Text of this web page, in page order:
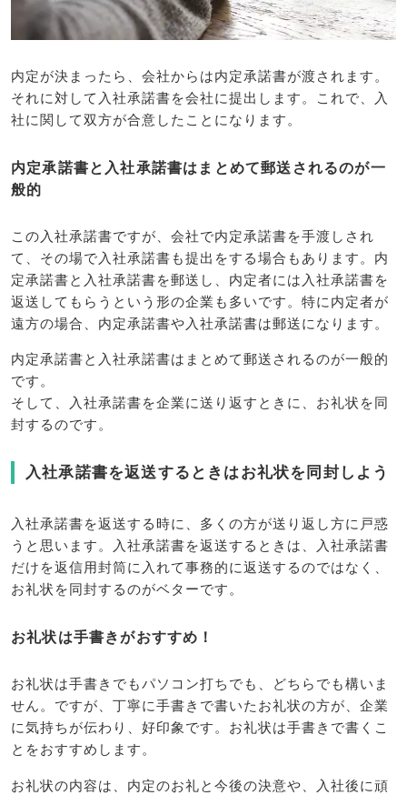
内定が決まったら、会社からは内定承諾書が渡されます。
それに対して入社承諾書を会社に提出します。これで、入
社に関して双方が合意したことになります。
内定承諾書と入社承諾書はまとめて郵送されるのが一
般的
この入社承諾書ですが、会社で内定承諾書を手渡しされ
て、その場で入社承諾書も提出をする場合もあります。内
定承諾書と入社承諾書を郵送し、内定者には入社承諾書を
返送してもらうという形の企業も多いです。特に内定者が
遠方の場合、内定承諾書や入社承諾書は郵送になります。
内定承諾書と入社承諾書はまとめて郵送されるのが一般的
です。
そして、入社承諾書を企業に送り返すときに、お礼状を同
封するのです。
入社承諾書を返送するときはお礼状を同封しよう
入社承諾書を返送する時に、多くの方が送り返し方に戸惑
うと思います。入社承諾書を返送するときは、入社承諾書
だけを返信用封筒に入れて事務的に返送するのではなく、
お礼状を同封するのがベターです。
お礼状は手書きがおすすめ！
お礼状は手書きでもパソコン打ちでも、どちらでも構いま
せん。ですが、丁寧に手書きで書いたお礼状の方が、企業
に気持ちが伝わり、好印象です。お礼状は手書きで書くこ
とをおすすめします。
お礼状の内容は、内定のお礼と今後の決意や、入社後に頑